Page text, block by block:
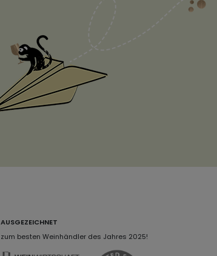
AUSGEZEICHNET
zum besten Weinhändler des Jahres 2025!